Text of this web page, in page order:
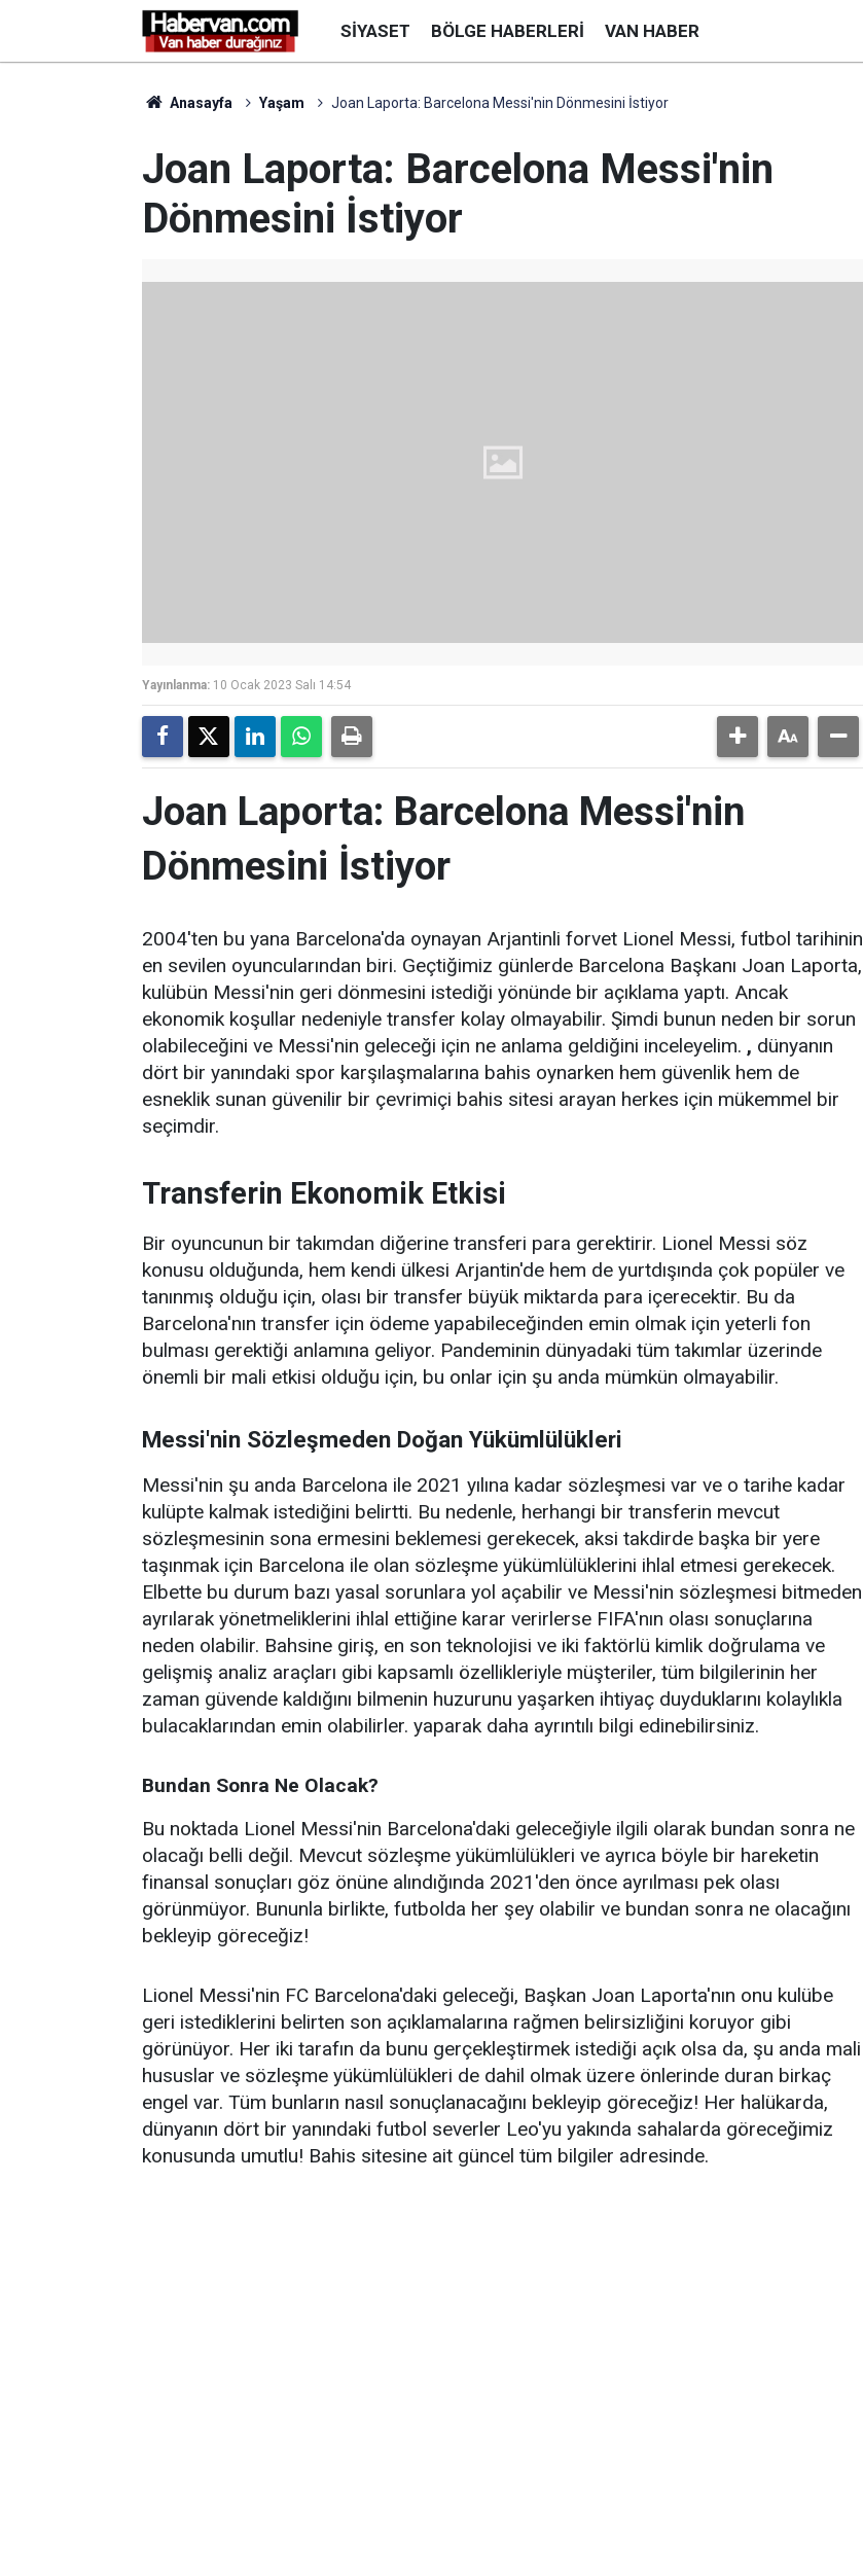
SIYASET BÖLGE HABERLERI VAN HABER
Anasayfa Yaşam Joan Laporta: Barcelona Messi'nin Dönmesini İstiyor
Joan Laporta: Barcelona Messi'nin
Dönmesini İstiyor
Yayınlanma: 10 Ocak 2023 Salı 14:54
Joan Laporta: Barcelona Messi'nin
Dönmesini İstiyor
2004'ten bu yana Barcelona'da oynayan Arjantinli forvet Lionel Messi, futbol tarihinin
en sevilen oyuncularından biri. Geçtiğimiz günlerde Barcelona Başkanı Joan Laporta,
kulübün Messi'nin geri dönmesini istediği yönünde bir açıklama yaptı. Ancak
ekonomik koşullar nedeniyle transfer kolay olmayabilir. Şimdi bunun neden bir sorun
olabileceğini ve Messi'nin geleceği için ne anlama geldiğini inceleyelim. , dünyanın
dört bir yanındaki spor karşılaşmalarına bahis oynarken hem güvenlik hem de
esneklik sunan güvenilir bir çevrimiçi bahis sitesi arayan herkes için mükemmel bir
seçimdir.
Transferin Ekonomik Etkisi
Bir oyuncunun bir takımdan diğerine transferi para gerektirir. Lionel Messi söz
konusu olduğunda, hem kendi ülkesi Arjantin'de hem de yurtdışında çok popüler ve
tanınmış olduğu için, olası bir transfer büyük miktarda para içerecektir. Bu da
Barcelona'nın transfer için ödeme yapabileceğinden emin olmak için yeterli fon
bulması gerektiği anlamına geliyor. Pandeminin dünyadaki tüm takımlar üzerinde
önemli bir mali etkisi olduğu için, bu onlar için şu anda mümkün olmayabilir.
Messi'nin Sözleşmeden Doğan Yükümlülükleri
Messi'nin şu anda Barcelona ile 2021 yılına kadar sözleşmesi var ve o tarihe kadar
kulüpte kalmak istediğini belirtti. Bu nedenle, herhangi bir transferin mevcut
sözleşmesinin sona ermesini beklemesi gerekecek, aksi takdirde başka bir yere
taşınmak için Barcelona ile olan sözleşme yükümlülüklerini ihlal etmesi gerekecek.
Elbette bu durum bazı yasal sorunlara yol açabilir ve Messi'nin sözleşmesi bitmeden
ayrılarak yönetmeliklerini ihlal ettiğine karar verirlerse FIFA'nın olası sonuçlarına
neden olabilir. Bahsine giriş, en son teknolojisi ve iki faktörlü kimlik doğrulama ve
gelişmiş analiz araçları gibi kapsamlı özellikleriyle müşteriler, tüm bilgilerinin her
zaman güvende kaldığını bilmenin huzurunu yaşarken ihtiyaç duyduklarını kolaylıkla
bulacaklarından emin olabilirler. yaparak daha ayrıntılı bilgi edinebilirsiniz.
Bundan Sonra Ne Olacak?
Bu noktada Lionel Messi'nin Barcelona'daki geleceğiyle ilgili olarak bundan sonra ne
olacağı belli değil. Mevcut sözleşme yükümlülükleri ve ayrıca böyle bir hareketin
finansal sonuçları göz önüne alındığında 2021'den önce ayrılması pek olası
görünmüyor. Bununla birlikte, futbolda her şey olabilir ve bundan sonra ne olacağını
bekleyip göreceğiz!
Lionel Messi'nin FC Barcelona'daki geleceği, Başkan Joan Laporta'nın onu kulübe
geri istediklerini belirten son açıklamalarına rağmen belirsizliğini koruyor gibi
görünüyor. Her iki tarafın da bunu gerçekleştirmek istediği açık olsa da, şu anda mali
hususlar ve sözleşme yükümlülükleri de dahil olmak üzere önlerinde duran birkaç
engel var. Tüm bunların nasıl sonuçlanacağını bekleyip göreceğiz! Her halükarda,
dünyanın dört bir yanındaki futbol severler Leo'yu yakında sahalarda göreceğimiz
konusunda umutlu! Bahis sitesine ait güncel tüm bilgiler adresinde.